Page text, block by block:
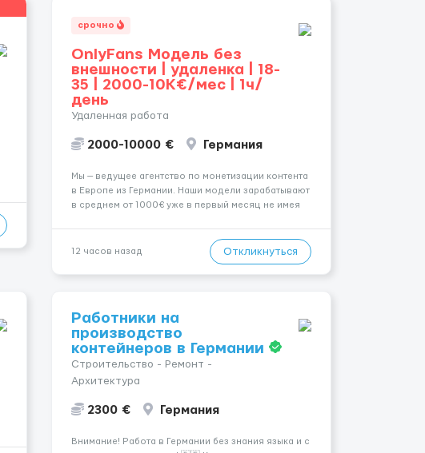
срочно
OnlyFans Модель без
внешности | удаленка | 18-
35 | 2000-10K€/мес | 1ч/
день
Удаленная работа
2000-10000 € Германия
Мы — ведущее агентство по монетизации контента
в Европе из Германии. Наши модели зарабатывают
в среднем от 1000€ уже в первый месяц не имея
города мира, начинающих и с опытом. Что мы
12 часов назад Откликнуться
Работники на
производство
контейнеров в Германии
Строительство - Ремонт -
Архитектура
2300 € Германия
Внимание! Работа в Германии без знания языка и с